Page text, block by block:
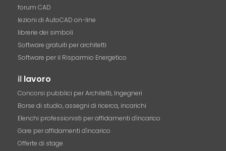
forum CAD
lezioni di AutoCAD on-line
librerie dei simboli
Software gratuiti per architetti
Software per il Risparmio Energetico
il lavoro
Concorsi pubblici per Architetti, Ingegneri
Borse di studio, assegni di ricerca, incarichi
Elenchi professionisti per affidamenti d'incarico
Gare per affidamenti d'incarico
Offerte di stage